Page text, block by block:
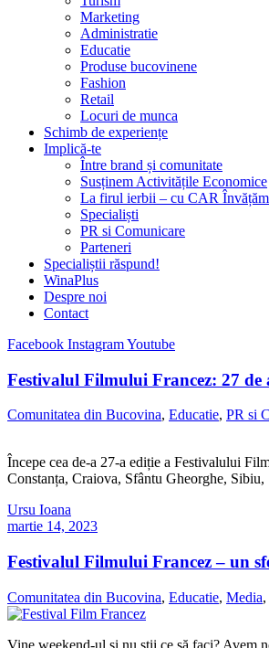
Marketing
Administratie
Educatie
Produse bucovinene
Fashion
Retail
Locuri de munca
Schimb de experiențe
Implică-te
Între brand și comunitate
Susținem Activitățile Economice
La firul ierbii – cu CAR
Specialiști
PR si Comunicare
Parteneri
Specialiștii răspund!
WinaPlus
Despre noi
Contact
Facebook InstagramYoutube
Festivalul Filmului Francez: 27
Comunitatea din Bucovina, Educatie, PR si
Începe cea de-a 27-a ediție a Festivalului
Constanța, Craiova, Sfântu Gheorghe, Sibiu,
Ursu Ioana
martie 14, 2023
Festivalul Filmului Francez – un
Comunitatea din Bucovina, Educatie, Media,
Vine weekend-ul și nu știi ce să faci? Avem